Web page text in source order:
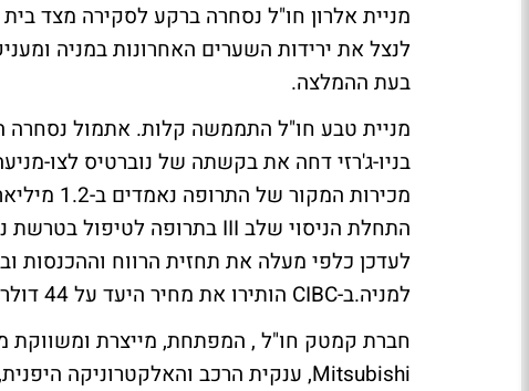
מניית אלרון חו"ל נסחרה ברקע לסקירה מצד
בעת ההמלצה.
מניית טבע חו"ל התממשה קלות. אתמול נסחרה
בניו-ג'רזי דחה את בקשתה של נוברטיס לצו-
מכירות
למניה.ב-CIBC הותירו את מחיר היעד על 44 דולר בלבד.
חברת קמטק חו"ל , המפתחת, מייצרת ומשווקת